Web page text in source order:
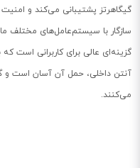
گزینه‌ای عالی برای کاربرانی است که
می‌کنند.